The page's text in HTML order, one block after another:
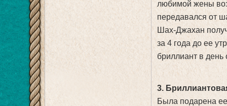
любимой жены
передавался от
Шах-Джахан
за 4 года до ее
бриллиант в день
3.
Была подарена